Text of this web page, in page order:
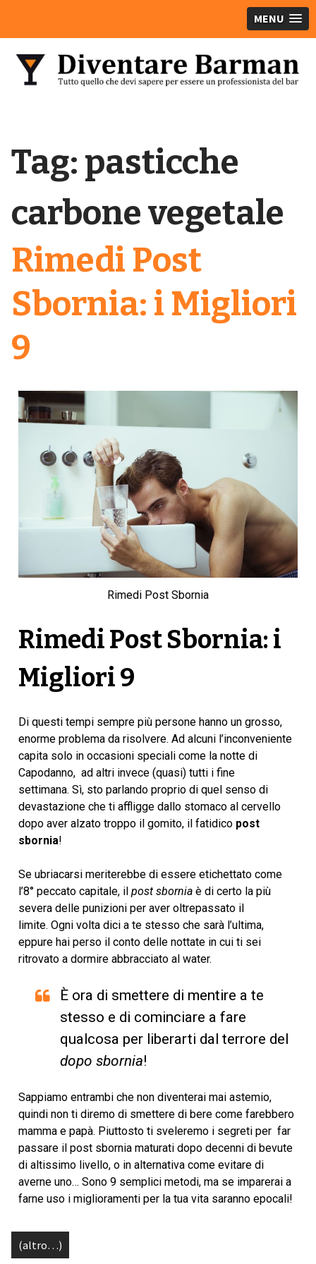
MENU
Tag: pasticche
carbone vegetale
Rimedi Post
Sbornia: i Migliori
9
Rimedi Post Sbornia
Rimedi Post Sbornia: i
Migliori 9
Di questi tempi sempre più persone hanno un grosso,
enorme problema da risolvere. Ad alcuni l’inconveniente
capita solo in occasioni speciali come la notte di
Capodanno, ad altri invece (quasi) tutti i fine
settimana. Sì, sto parlando proprio di quel senso di
devastazione che ti affligge dallo stomaco al cervello
dopo aver alzato troppo il gomito, il fatidico post
sbornia!
Se ubriacarsi meriterebbe di essere etichettato come
l’8° peccato capitale, il post sborniaè di certo la più
severa delle punizioni per aver oltrepassato il
limite. Ogni volta dici a te stesso che sarà l’ultima,
eppure hai perso il conto delle nottate in cui ti sei
ritrovato a dormire abbracciato al water.
È ora di smettere di mentire a te
stesso e di cominciare a fare
qualcosa per liberarti dal terrore del
dopo sbornia!
Sappiamo entrambi che non diventerai mai astemio,
quindi non ti diremo di smettere di bere come farebbero
mamma e papà. Piuttosto ti sveleremo i segreti per far
passare il post sbornia maturati dopo decenni di bevute
di altissimo livello, o in alternativa come evitare di
averne uno… Sono 9 semplici metodi, ma se imparerai a
farne uso i miglioramenti per la tua vita saranno epocali!
(altro…)